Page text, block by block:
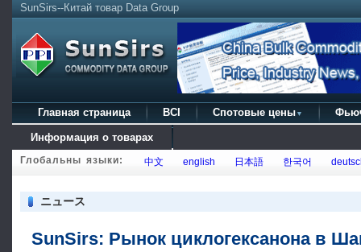
SunSirs--Китай товар Data Group
Главная страница BCI Спотовые цены ▼
Информация о товарах
Глобальны языки: 中文 english 日本語 한국어
ニュース
SunSirs: Рынок циклогексанона в